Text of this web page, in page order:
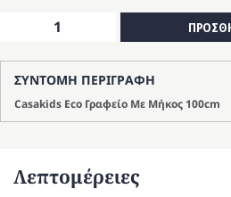
100cm
ποσότητα
ΣΥΝΤΟΜΗ ΠΕΡΙΓΡΑΦΗ
Casakids Eco Γραφείο Με Μήκος 100cm
Λεπτομέρειες